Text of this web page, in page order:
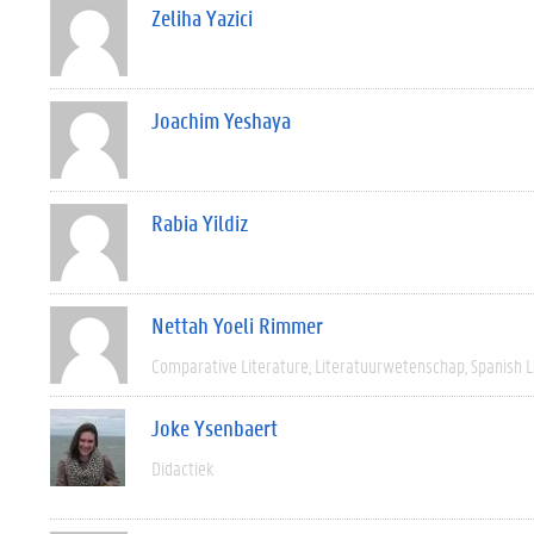
Zeliha Yazici
Joachim Yeshaya
Rabia Yildiz
Nettah Yoeli Rimmer
Comparative Literature Literatuurwetenschap Spanish
Joke Ysenbaert
Didactiek